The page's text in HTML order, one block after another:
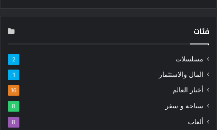
فئات
مسلسلات 2
المال والاستثمار 1
أخبار العالم 16
سياحة و سفر 8
ألعاب 8